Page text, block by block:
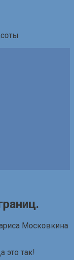
Московкина
это так!